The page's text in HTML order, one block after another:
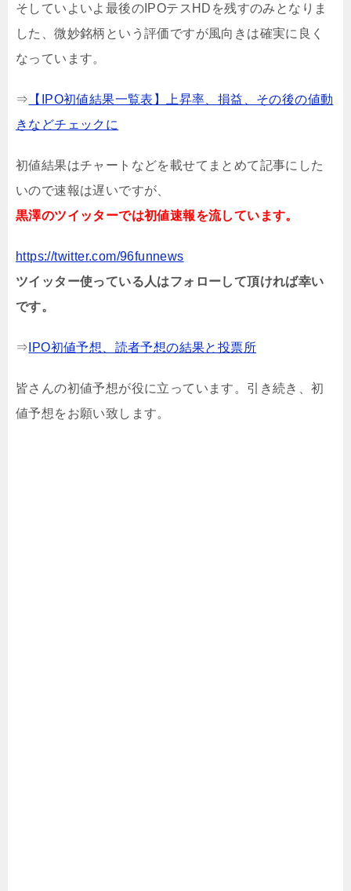
そしていよいよ最後のIPOテスHDを残すのみとなりま
した、微妙銘柄という評価ですが風向きは確実に良く
なっています。
⇒ 【IPO初値結果一覧表】上昇率、損益、その後の値動
きなどチェックに
初値結果はチャートなどを載せてまとめて記事にした
いので速報は遅いですが、
黒澤のツイッターでは初値速報を流しています。
https://twitter.com/96funnews
ツイッター使っている人はフォローして頂ければ幸い
です。
⇒ IPO初値予想、読者予想の結果と投票所
皆さんの初値予想が役に立っています。引き続き、初
値予想をお願い致します。